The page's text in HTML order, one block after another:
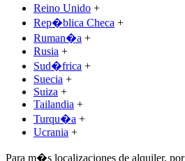
Reino Unido +
Rep�blica Checa +
Ruman�a +
Rusia +
Sud�frica +
Suecia +
Suiza +
Tailandia +
Turqu�a +
Ucrania +
Para m�s localizaciones de alquiler,